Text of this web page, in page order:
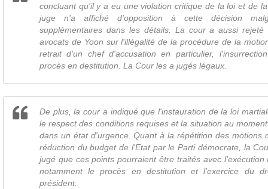
concluant qu'il y a eu une violation critique de la loi et de
juge n'a affiché d'opposition à cette décision
supplémentaires dans les détails. La cour a aussi rejeté
avocats de Yoon sur l'illégalité de la procédure de la
retrait d'un chef d'accusation en particulier,
procès en destitution. La Cour les a jugés légaux.
De plus, la cour a indiqué que l'instauration de la loi
le respect des conditions requises et la situation au
dans un état d'urgence. Quant à la répétition des motions
réduction du budget de l'Etat par le Parti démocrate, la
jugé que ces points pourraient être traités avec l'exécution
notamment le procès en destitution et l'exercice du
président.